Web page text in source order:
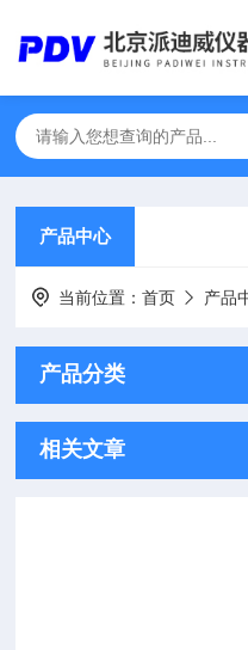
产品中心
当前位置：首页 产品
产品分类
相关文章